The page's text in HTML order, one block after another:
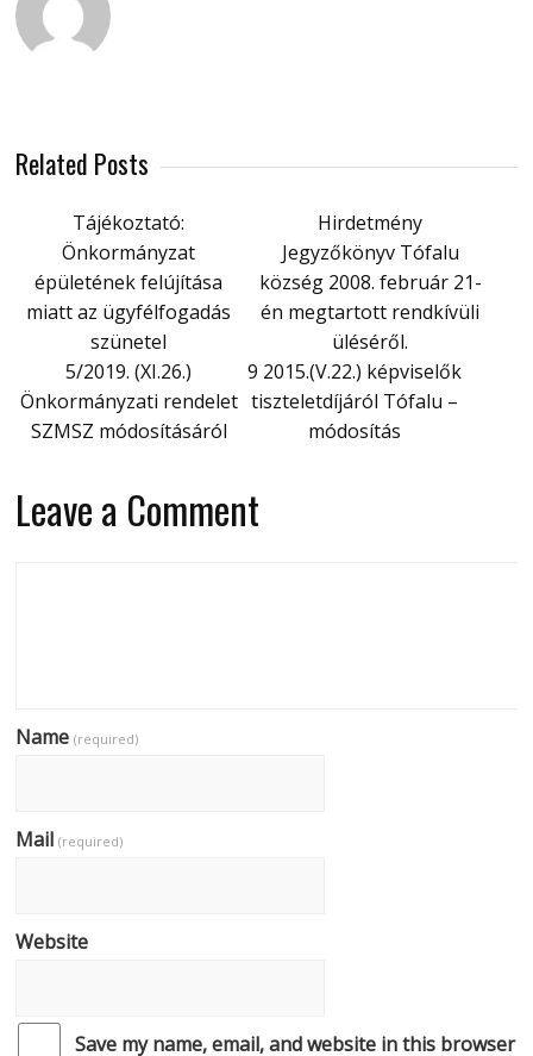
Related Posts
Tájékoztató:
Önkormányzat
épületének felújítása
miatt az ügyfélfogadás
szünetel
Hirdetmény
Jegyzőkönyv Tófalu
község 2008. február 21-
én megtartott rendkívüli
üléséről.
5/2019. (XI.26.)
Önkormányzati rendelet
SZMSZ módosításáról
9 2015.(V.22.) képviselők
tiszteletdíjáról Tófalu –
módosítás
Leave a Comment
Name(required)
Mail(required)
Website
Save my name, email, and website in this browser